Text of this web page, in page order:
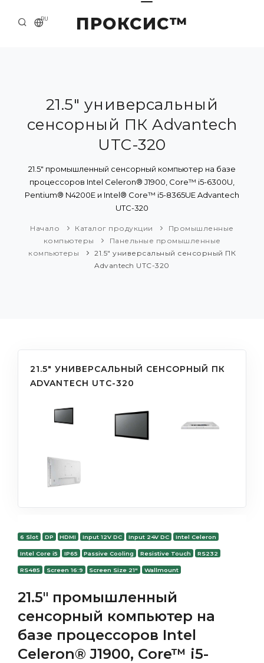
ПРОКСИС™
RU
О КОМПАНИИ
ПРИМЕРЫ И РЕШЕНИЯ
КАТАЛОГ ПРОДУКЦИИ
ПРЕСС-ЦЕНТР
21.5" универсальный
сенсорный ПК Advantech
UTC-320
21.5" промышленный сенсорный компьютер на базе
процессоров Intel Celeron® J1900, Core™ i5-6300U,
Pentium® N4200E и Intel® Core™ i5-8365UE Advantech
UTC-320
Начало Каталог продукции
Промышленные
компьютеры
Панельные промышленные
компьютеры
21.5" универсальный сенсорный ПК
Advantech UTC-320
21.5" УНИВЕРСАЛЬНЫЙ СЕНСОРНЫЙ ПК
ADVANTECH UTC-320
6 Slot DP HDMI Input 12V DC Input 24V DC Intel Celeron
Intel Core i5 IP65 Passive Cooling Resistive Touch RS232
RS485 Screen 16:9 Screen Size 21" Wallmount
21.5" промышленный
сенсорный компьютер на
базе процессоров Intel
Celeron® J1900, Core™ i5-